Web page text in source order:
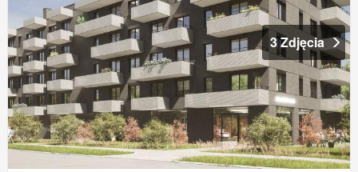
3 Zdjęcia